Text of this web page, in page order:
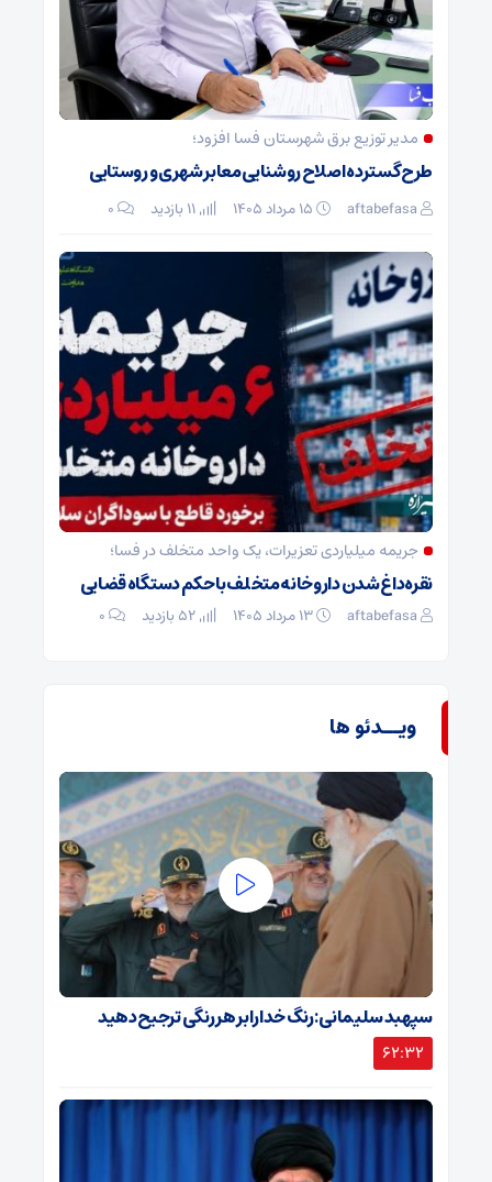
مدیر توزیع برق شهرستان فسا افزود؛
طرح گسترده اصلاح روشنایی معابر شهری و روستایی
aftabefasa ۰
جریمه میلیاردی تعزیرات، یک واحد متخلف در فسا؛
نقره‌داغ شدن داروخانه متخلف با حکم دستگاه قضایی
aftabefasa ۰
ویــدئو ها
سپهبد سلیمانی: رنگ خدا را بر هر رنگی ترجیح دهید
62:32